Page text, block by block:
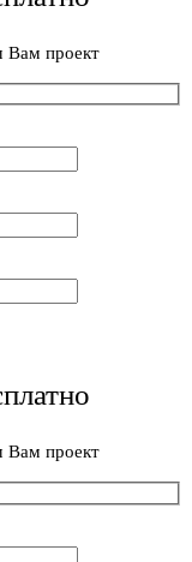
Вам проект
Вам проект